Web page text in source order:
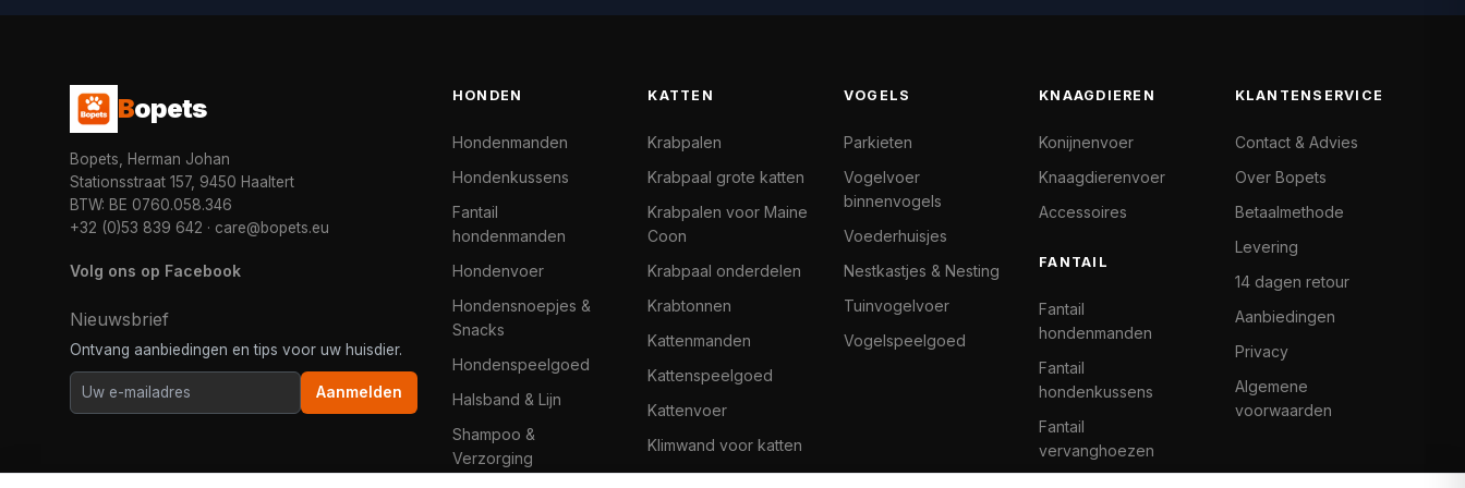
Bopets
Bopets, Herman Johan
Stationsstraat 157, 9450 Haaltert
BTW: BE 0760.058.346
+32 (0)53 839 642 · care@bopets.eu
Volg ons op Facebook
Nieuwsbrief
Ontvang aanbiedingen en tips voor uw huisdier.
Aanmelden
HONDEN
Hondenmanden
Hondenkussens
Fantail
hondenmanden
Hondenvoer
Hondensnoepjes &
Snacks
Hondenspeelgoed
Halsband & Lijn
Shampoo &
Verzorging
KATTEN
Krabpalen
Krabpaal grote katten
Krabpalen voor Maine
Coon
Krabpaal onderdelen
Krabtonnen
Kattenmanden
Kattenspeelgoed
Kattenvoer
Klimwand voor katten
VOGELS
Parkieten
Vogelvoer
binnenvogels
Voederhuisjes
Nestkastjes & Nesting
Tuinvogelvoer
Vogelspeelgoed
KNAAGDIEREN
Konijnenvoer
Knaagdierenvoer
Accessoires
FANTAIL
Fantail
hondenmanden
Fantail
hondenkussens
Fantail
vervanghoezen
KLANTENSERVICE
Contact & Advies
Over Bopets
Betaalmethode
Levering
14 dagen retour
Aanbiedingen
Privacy
Algemene
voorwaarden